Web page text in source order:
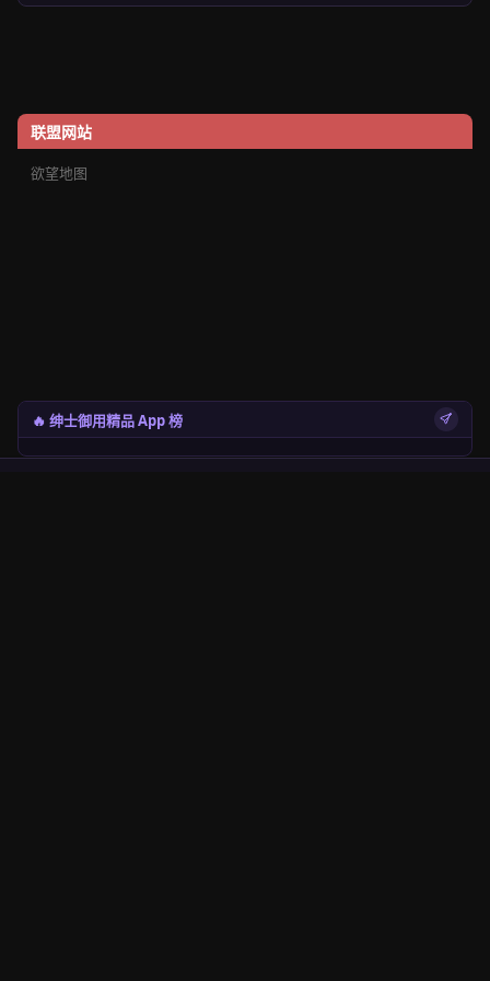
联盟网站
欲望地图
🔥 绅士御用精品 App 榜